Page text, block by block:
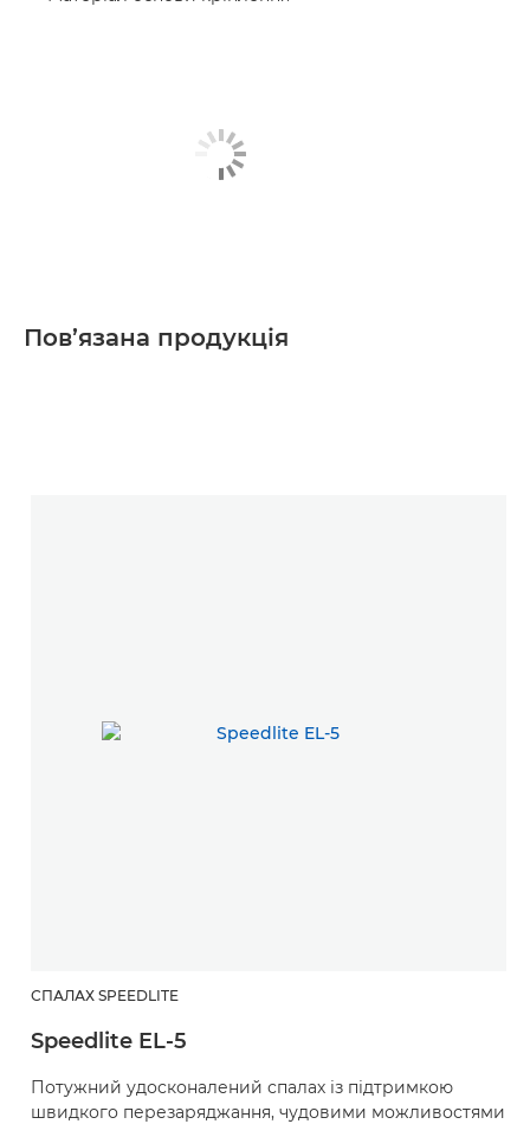
Пов’язана продукція
СПАЛАХ SPEEDLITE
Speedlite EL-5
Потужний удосконалений спалах із підтримкою
швидкого перезаряджання, чудовими можливостями